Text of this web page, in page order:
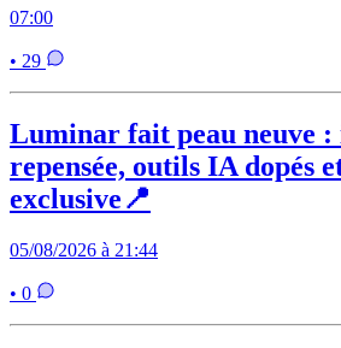
07:00
• 29
Luminar fait peau neuve :
repensée, outils IA dopés
exclusive📍
05/08/2026 à 21:44
• 0